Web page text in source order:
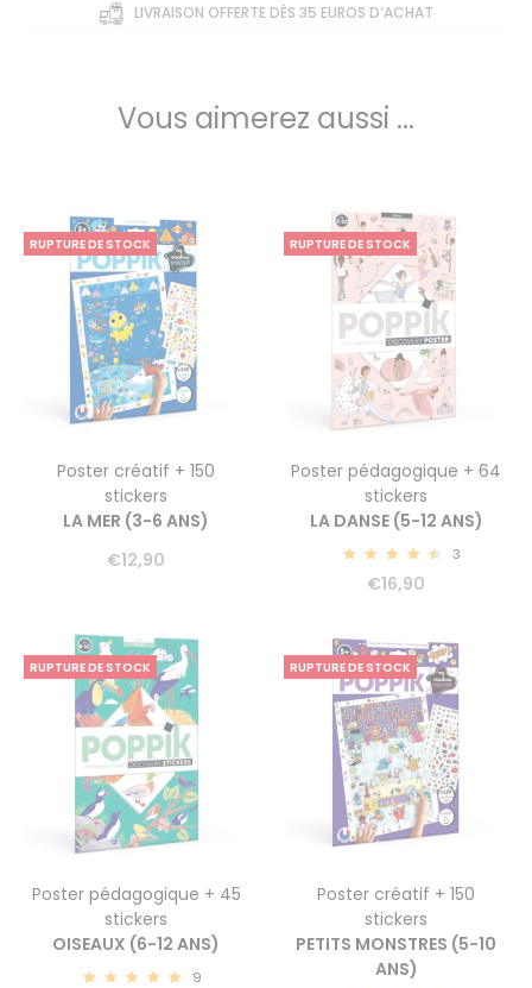
LIVRAISON OFFERTE DÈS 35 EUROS D’ACHAT
Vous aimerez aussi ...
RUPTURE DE STOCK
Poster créatif + 150
stickers
LA MER (3-6 ANS)
€12,90
RUPTURE DE STOCK
Poster pédagogique + 64
stickers
LA DANSE (5-12 ANS)
3
€16,90
RUPTURE DE STOCK
Poster pédagogique + 45
stickers
OISEAUX (6-12 ANS)
9
RUPTURE DE STOCK
Poster créatif + 150
stickers
PETITS MONSTRES (5-10
ANS)